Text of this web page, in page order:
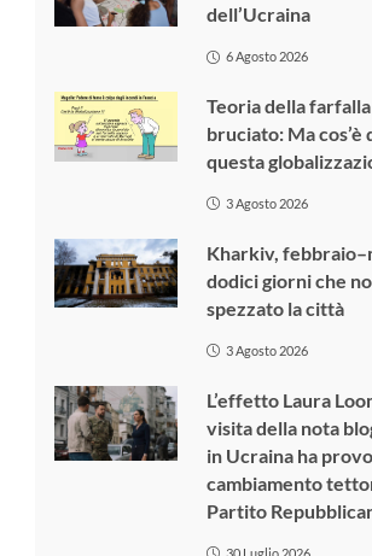
dell’Ucraina
6 Agosto 2026
Teoria della
bruciato: Ma cos’è
questa
3 Agosto 2026
Kharkiv,
dodici giorni che
spezzato la città
3 Agosto 2026
L’effetto Laura
visita della nota
in Ucraina ha
cambiamento
Partito
30 Luglio 2026